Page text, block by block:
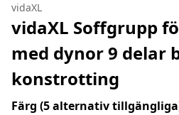
vidaXL
vidaXL Soffgrupp
med dynor 9 delar
konstrotting
Färg (5 alternativ